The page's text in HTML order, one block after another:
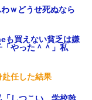
ｗどうせ死ぬなら
も買えない貧乏は嫌
やった＾＾」私
赴任した結果
しつこい、学校斡